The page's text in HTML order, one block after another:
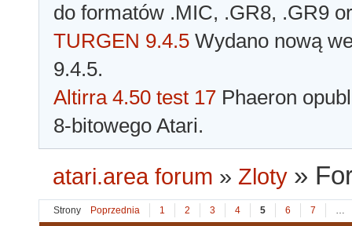
do formatów .MIC, .GR8, .GR9
TURGEN 9.4.5 Wydano nową
9.4.5.
Altirra 4.50 test 17 Phaeron
8-bitowego Atari.
atari.area forum » Zloty »
Strony Poprzednia 1 2 3 4 5 6 7 …